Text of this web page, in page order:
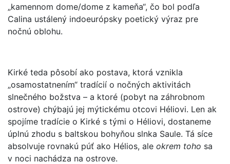
„kamennom dome/dome z kameňa“, čo bol podľa
Calina ustálený indoeurópsky poetický výraz pre
nočnú oblohu.
Kirké teda pôsobí ako postava, ktorá vznikla
„osamostatnením“ tradícií o nočných aktivitách
slnečného božstva – a ktoré (pobyt na záhrobnom
ostrove) chýbajú jej mýtickému otcovi Héliovi. Len ak
spojíme tradície o Kirké s tými o Héliovi, dostaneme
úplnú zhodu s baltskou bohyňou slnka Saule. Tá síce
absolvuje rovnakú púť ako Hélios, ale okrem toho sa
v noci nachádza na ostrove.